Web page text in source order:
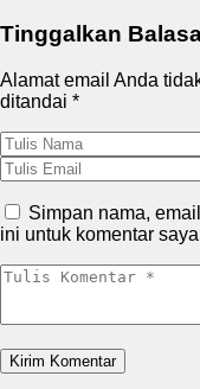
Tinggalkan
Alamat email Anda
ditandai *
Simpan nama,
ini untuk komentar